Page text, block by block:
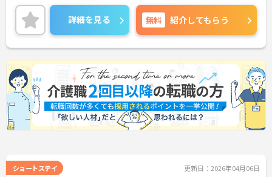
詳細を見る 無料 紹介してもらう
ショートステイ 更新日：2026年04月06日